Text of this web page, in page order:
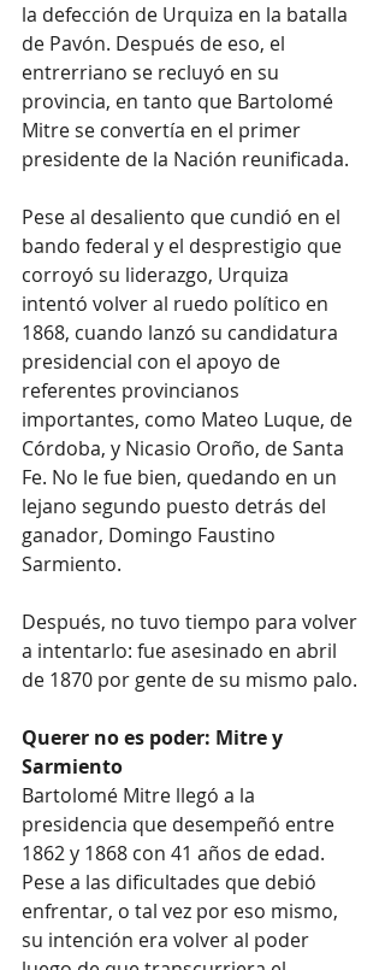
la defección de Urquiza en la batalla
de Pavón. Después de eso, el
entrerriano se recluyó en su
provincia, en tanto que Bartolomé
Mitre se convertía en el primer
presidente de la Nación reunificada.
Pese al desaliento que cundió en el
bando federal y el desprestigio que
corroyó su liderazgo, Urquiza
intentó volver al ruedo político en
1868, cuando lanzó su candidatura
presidencial con el apoyo de
referentes provincianos
importantes, como Mateo Luque, de
Córdoba, y Nicasio Oroño, de Santa
Fe. No le fue bien, quedando en un
lejano segundo puesto detrás del
ganador, Domingo Faustino
Sarmiento.
Después, no tuvo tiempo para volver
a intentarlo: fue asesinado en abril
de 1870 por gente de su mismo palo.
Querer no es poder: Mitre y
Sarmiento
Bartolomé Mitre llegó a la
presidencia que desempeñó entre
1862 y 1868 con 41 años de edad.
Pese a las dificultades que debió
enfrentar, o tal vez por eso mismo,
su intención era volver al poder